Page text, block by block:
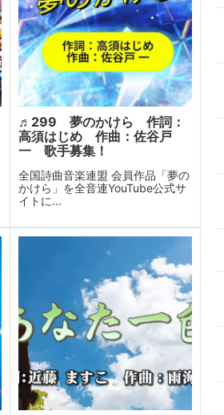
♬299 夢のかけら 作詞：
高須はじめ 作曲：佐谷戸
一 歌手募集！
全国詩曲音楽連盟 会員作品「夢の
かけら」を全音連YouTube公式サ
イトに...